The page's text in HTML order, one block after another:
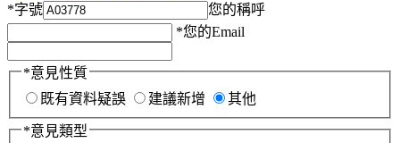
*字號
您的稱呼
*您的Email
*意見性質
既有資料疑誤
建議新增 其他
*意見類型